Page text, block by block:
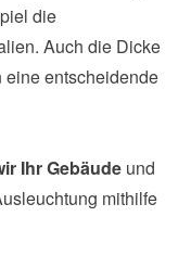
die
Auch die Dicke
entscheidende
Ihr Gebäude und
mithilfe